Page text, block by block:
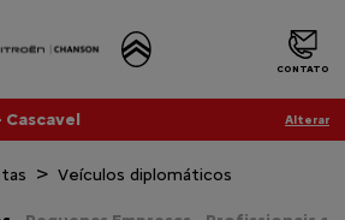
CONTATO
Alterar
Veículos diplomáticos